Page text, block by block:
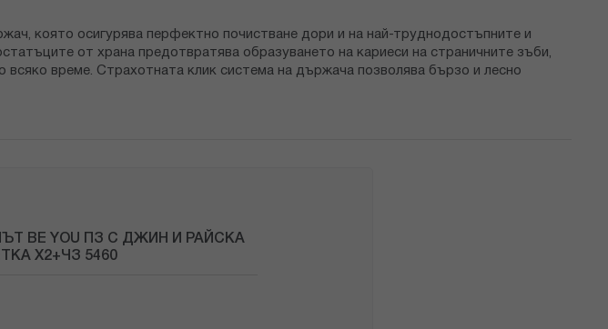
която осигурява перфектно почистване дори и на най-труднодостъпните и
от храна предотвратява образуването на кариеси на страничните зъби,
всяко време. Страхотната клик система на държача позволява бързо и лесно
BE YOU ПЗ С ДЖИН И РАЙСКА
Х2+ЧЗ 5460